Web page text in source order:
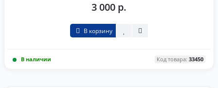
3 000 р.
В корзину
В наличии Код товара: 33450